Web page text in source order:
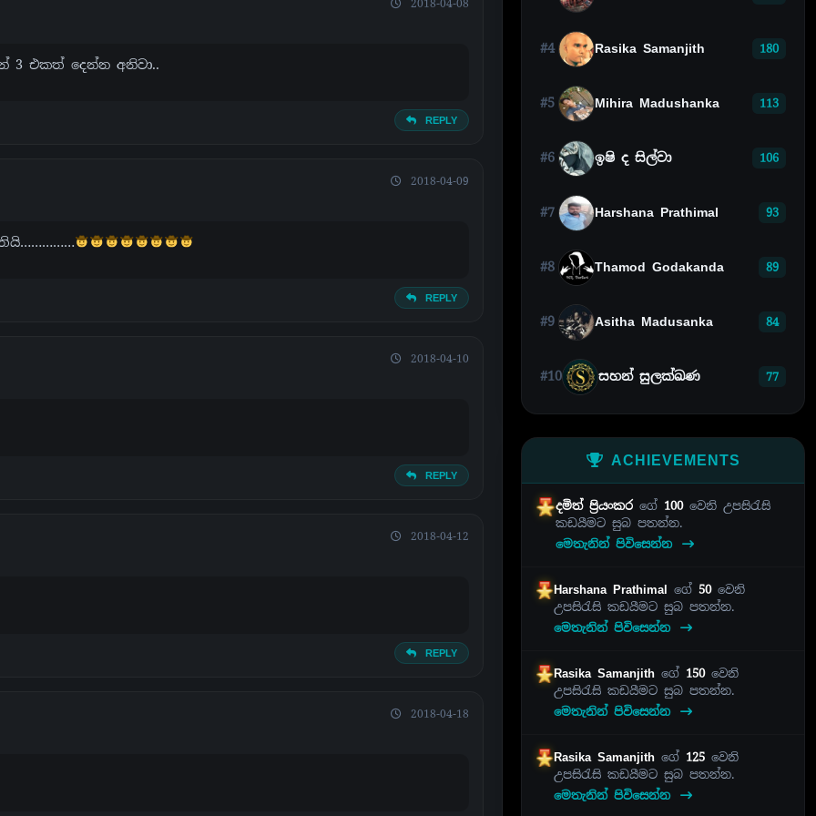
2018-04-08
3 එකත් දෙන්න අනිවා..
REPLY
2018-04-09
REPLY
2018-04-10
REPLY
2018-04-12
REPLY
2018-04-18
#4 Rasika Samanjith 180
#5 Mihira Madushanka 113
#6 ඉෂි ද සිල්වා 106
#7 Harshana Prathimal 93
#8 Thamod Godakanda 89
#9 Asitha Madusanka 84
#10 සහන් සුලක්ඛණ 77
ACHIEVEMENTS
දමිත් ප්‍රියංකර ගේ 100වෙනි උපසිරැසි
කඩයීමට සුබ පතන්න.
මෙතැනින් පිවිසෙන්න
Harshana Prathimal ගේ 50වෙනි
උපසිරැසි කඩයීමට සුබ පතන්න.
මෙතැනින් පිවිසෙන්න
Rasika Samanjithගේ 150වෙනි
උපසිරැසි කඩයීමට සුබ පතන්න.
මෙතැනින් පිවිසෙන්න
Rasika Samanjithගේ 125 වෙනි
උපසිරැසි කඩයීමට සුබ පතන්න.
මෙතැනින් පිවිසෙන්න